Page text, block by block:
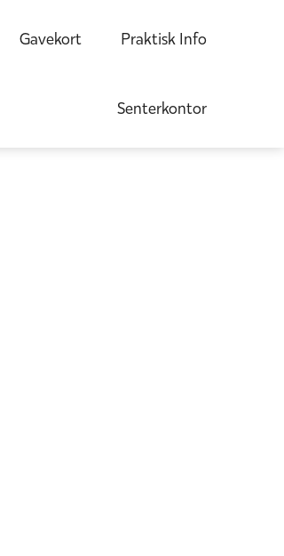
Gavekort Praktisk Info
Senterkontor